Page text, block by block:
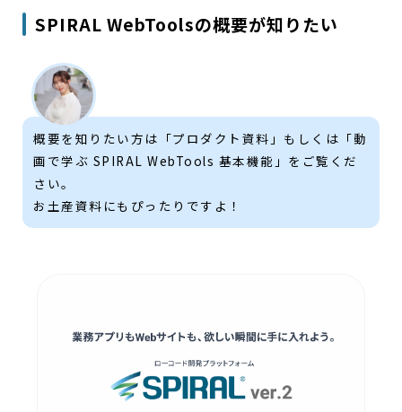
SPIRAL WebToolsの概要が知りたい
概要を知りたい方は「プロダクト資料」もしくは「動
画で学ぶ SPIRAL WebTools 基本機能」をご覧くだ
さい。
お土産資料にもぴったりですよ！